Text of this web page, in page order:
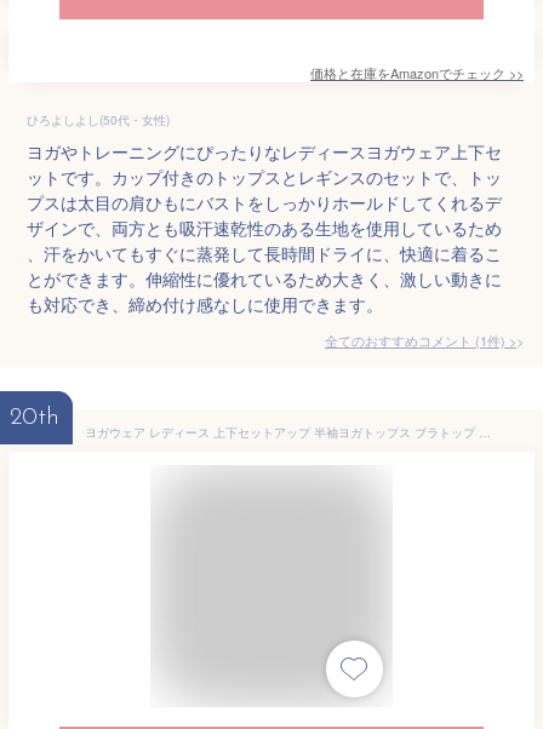
価格と在庫をAmazonでチェック >>
ひろよしよし(50代・女性)
ヨガやトレーニングにぴったりなレディースヨガウェア上下セ
ットです。カップ付きのトップスとレギンスのセットで、トッ
プスは太目の肩ひもにバストをしっかりホールドしてくれるデ
ザインで、両方とも吸汗速乾性のある生地を使用しているため
、汗をかいてもすぐに蒸発して長時間ドライに、快適に着るこ
とができます。伸縮性に優れているため大きく、激しい動きに
も対応でき、締め付け感なしに使用できます。
全てのおすすめコメント (1件) >
20th
ヨガウェア レディース 上下セットアップ 半袖ヨガトップス ブラトップ ヨガパンツ一体型レギンス 3点セット ピラティスウェア ヨガTシャツ 吸汗 速乾 クルーネック パッド付き 盛れる スリット スポーツウェア フィットネスウェア 2way 体型隠し 伸縮性 薄手